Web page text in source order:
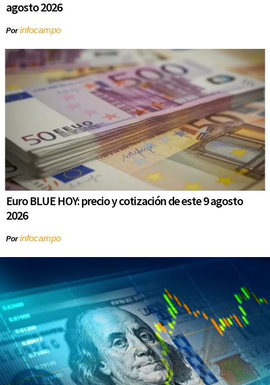
agosto 2026
Porinfocampo
Euro BLUE HOY: precio y cotización de este 9 agosto
2026
Porinfocampo